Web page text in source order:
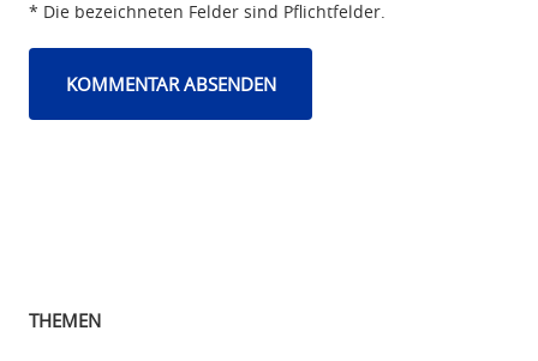
* Die bezeichneten Felder sind Pflichtfelder.
THEMEN